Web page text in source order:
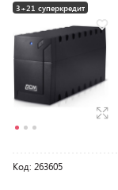
3+21 суперкредит
Разумная цена
Код: 263605